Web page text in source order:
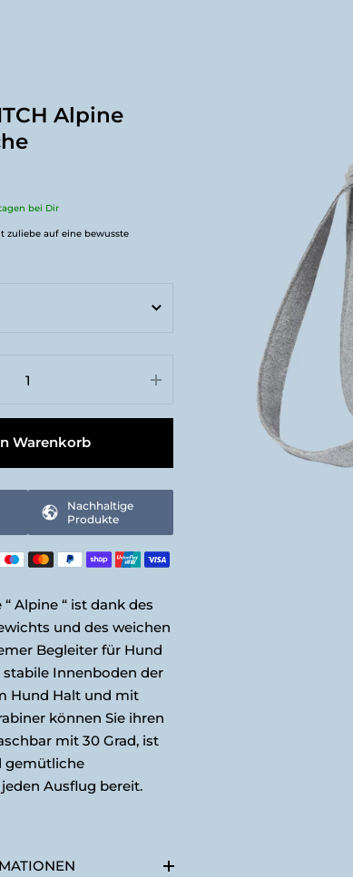
Alpine
bei Dir
zuliebe auf eine bewusste
Warenkorb
Nachhaltige
Produkte
Alpine “ ist dank des
und des weichen
Begleiter für Hund
stabile Innenboden der
Hund Halt und mit
können Sie ihren
mit 30 Grad, ist
gemütliche
Ausflug bereit.